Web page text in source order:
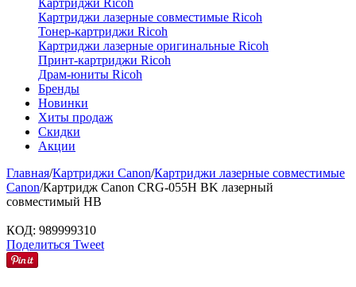
Картриджи Ricoh
Картриджи лазерные совместимые Ricoh
Тонер-картриджи Ricoh
Картриджи лазерные оригинальные Ricoh
Принт-картриджи Ricoh
Драм-юниты Ricoh
Бренды
Новинки
Хиты продаж
Скидки
Акции
Главная/Картриджи Canon/Картриджи лазерные совместимые
Canon/Картридж Canon CRG-055H BK лазерный
совместимый HB
КОД: 989999310
Поделиться Tweet